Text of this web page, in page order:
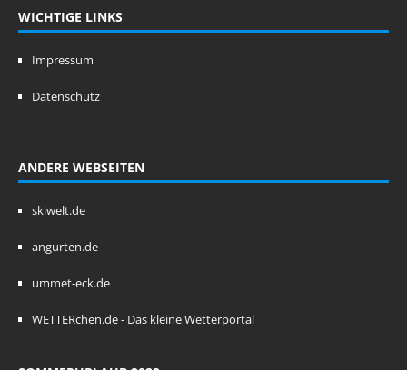
WICHTIGE LINKS
Impressum
Datenschutz
ANDERE WEBSEITEN
skiwelt.de
angurten.de
ummet-eck.de
WETTERchen.de - Das kleine Wetterportal